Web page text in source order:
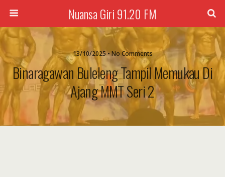
Nuansa Giri 91.20 FM
13/10/2025 • No Comments
Binaragawan Buleleng Tampil Memukau Di
Ajang MMT Seri 2